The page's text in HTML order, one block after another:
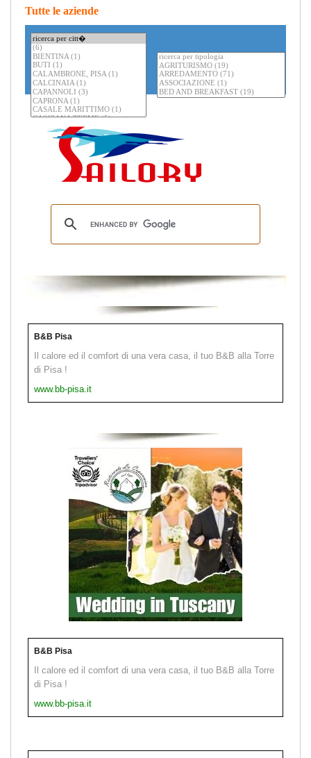
Tutte le aziende
B&B Pisa
Il calore ed il comfort di una vera casa, il tuo B&B alla Torre
di Pisa !
www.bb-pisa.it
B&B Pisa
Il calore ed il comfort di una vera casa, il tuo B&B alla Torre
di Pisa !
www.bb-pisa.it